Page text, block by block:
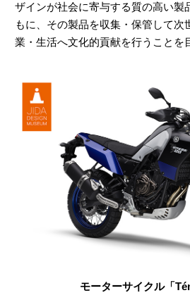
ザインが社会に寄与する質の高い製
もに、その製品を収集・保管して次
業・生活へ文化的貢献を行うことを
モーターサイクル「